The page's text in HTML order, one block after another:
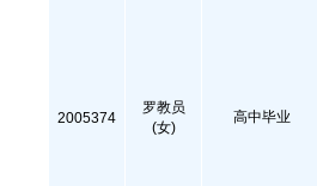
2005374
罗教员
(女)
高中毕业